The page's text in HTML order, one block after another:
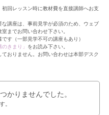
回レッスン時に教材費を直接講師へお支
講座は、事前見学が必須のため、ウェブ
までお問い合わせ下さい。
す（一部見学不可の講座もあり）
きまり」 をお読み下さい。
おりません。お問い合わせは本部デスク
かりませんでした。
。